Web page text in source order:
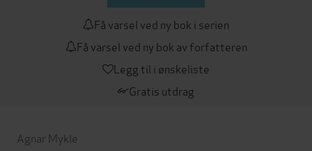
Få varsel ved ny bok i serien
Få varsel ved ny bok av forfatteren
Legg til i ønskeliste
Gratis utdrag
Agnar Mykle